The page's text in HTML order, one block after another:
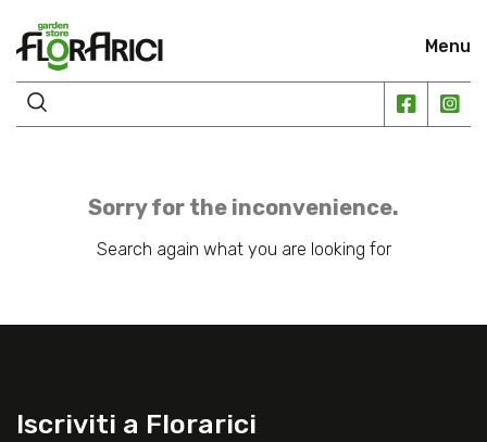
Menu
Sorry for the inconvenience.
Search again what you are looking for
Iscriviti a Florarici